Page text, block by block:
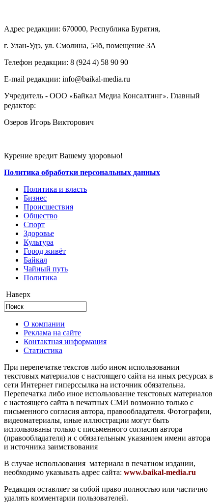
Адрес редакции: 670000, Республика Бурятия,
г. Улан-Удэ, ул. Смолина, 54б, помещение 3А
Телефон редакции: ‎‎8 (924 4) 58 90 90
E-mail редакции: info@baikal-media.ru
Учредитель - ООО «Байкал Медиа Консалтинг». Главный
редактор:
Озеров Игорь Викторович
Курение вредит Вашему здоровью!
Политика обработки персональных данных
Политика и власть
Бизнес
Происшествия
Общество
Cпорт
Здоровье
Культура
Город живёт
Байкал
Чайный путь
Политика
Наверх
О компании
Реклама на сайте
Контактная информация
Статистика
При перепечатке текстов либо ином использовании
текстовых материалов с настоящего сайта на иных ресурсах в
сети Интернет гиперссылка на источник обязательна.
Перепечатка либо иное использование текстовых материалов
с настоящего сайта в печатных СМИ возможно только с
письменного согласия автора, правообладателя. Фотографии,
видеоматериалы, иные иллюстрации могут быть
использованы только с письменного согласия автора
(правообладателя) и с обязательным указанием имени автора
и источника заимствования
В случае использования материала в печатном издании,
необходимо указывать адрес сайта: www.baikal-media.ru
Редакция оставляет за собой право полностью или частично
удалять комментарии пользователей.